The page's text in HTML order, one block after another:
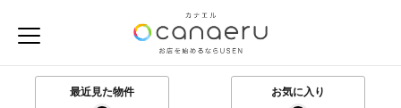
最近見た物件
お気に入り